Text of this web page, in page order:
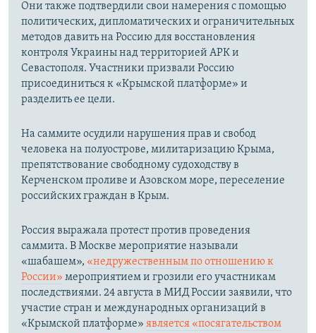
Они также подтвердили свои намерения с помощью
политических, дипломатических и ограничительных
методов давить на Россию для восстановления
контроля Украины над территорией АРК и
Севастополя. Участники призвали Россию
присоединиться к «Крымской платформе» и
разделить ее цели.
На саммите осудили нарушения прав и свобод
человека на полуострове, милитаризацию Крыма,
препятствование свободному судоходству в
Керченском проливе и Азовском море, переселение
российских граждан в Крым.
Россия выражала протест против проведения
саммита. В Москве мероприятие называли
«шабашем», «недружественным по отношению к
России» мероприятием и грозили его участникам
последствиями. 24 августа в МИД России заявили, что
участие стран и международных организаций в
«Крымской платформе» является «посягательством